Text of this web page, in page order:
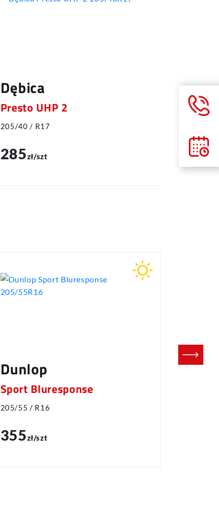
Dębica
Presto UHP 2
205/40 / R17
285zł/szt 285
Dunlop
Sport Bluresponse
205/55 / R16
355zł/szt